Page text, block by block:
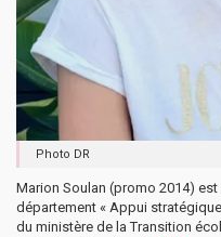
Photo DR
Marion Soulan (promo 2014)
département « Appui
du ministère de la Transition